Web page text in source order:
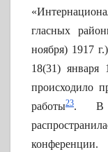
гласных
ноября) 1917 г.)
18(31) января
происходило
работы23. В
конференции.